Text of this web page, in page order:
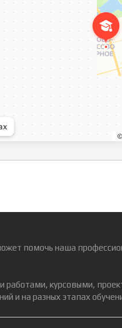
помочь наша
курсовыми,
и на разных этапах